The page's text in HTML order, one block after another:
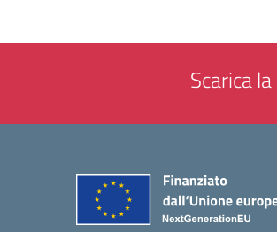
Scarica